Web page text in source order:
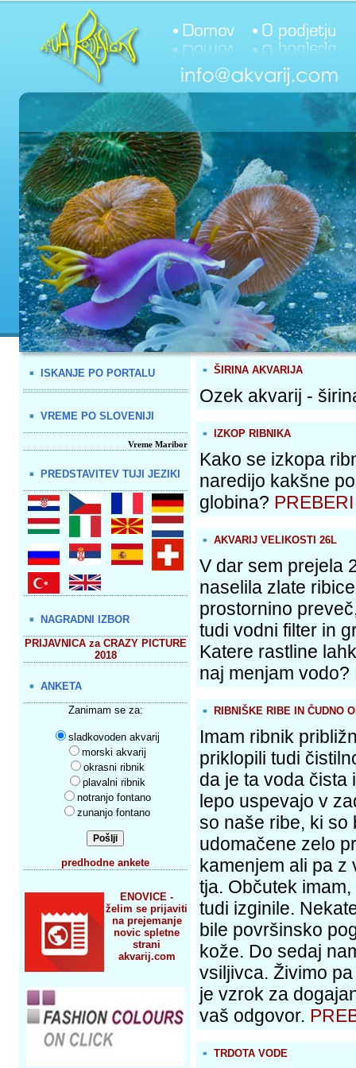
ISKANJE PO PORTALU
VREME PO SLOVENIJI
Vreme Maribor
PREDSTAVITEV TUJI JEZIKI
NAGRADNI IZBOR
PRIJAVNICA za CRAZY PICTURE
2018
ANKETA
Zanimam se za:
sladkovoden akvarij
morski akvarij
okrasni ribnik
plavalni ribnik
notranjo fontano
zunanjo fontano
predhodne ankete
ENOVICE -
želim se prijaviti
na prejemanje
novic spletne
strani
akvarij.com
ŠIRINA AKVARIJA
Ozek akvarij -
IZKOP RIBNIKA
Kako se izkopa
naredijo kakšne
globina? PREBERI
AKVARIJ VELIKOSTI 26L
V dar sem prejela
naselila zlate
prostornino
tudi vodni filter in
Katere rastline
naj menjam vodo?
RIBNIŠKE RIBE IN ČUDNO
Imam ribnik
priklopili tudi
da je ta voda čista
lepo uspevajo v
so naše ribe, ki so
udomačene zelo
kamenjem ali pa z
tja. Občutek
tudi izginile.
bile površinsko
kože. Do sedaj
vsiljivca. Živimo
je vzrok za
vaš odgovor.
TRDOTA VODE